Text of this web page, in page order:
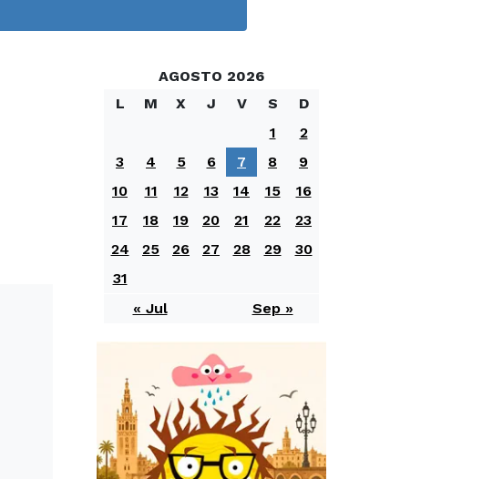
AGOSTO 2026
L
M X J V S
D
1
2
3
4 5 6 7 8
9
10
11 12 13 14 15
16
17
18 19 20 21 22
23
24
25 26 27 28 29
30
31
« Jul
Sep »